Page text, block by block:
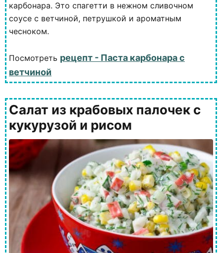
карбонара. Это спагетти в нежном сливочном
соусе с ветчиной, петрушкой и ароматным
чесноком.
Посмотреть рецепт - Паста карбонара с
ветчиной
Салат из крабовых палочек с
кукурузой и рисом